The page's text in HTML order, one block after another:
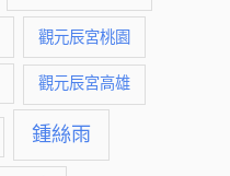
觀元辰宮桃園
觀元辰宮高雄
鍾絲雨